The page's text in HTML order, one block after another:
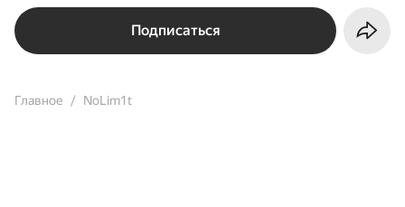
Подписаться
Главное NoLim1t